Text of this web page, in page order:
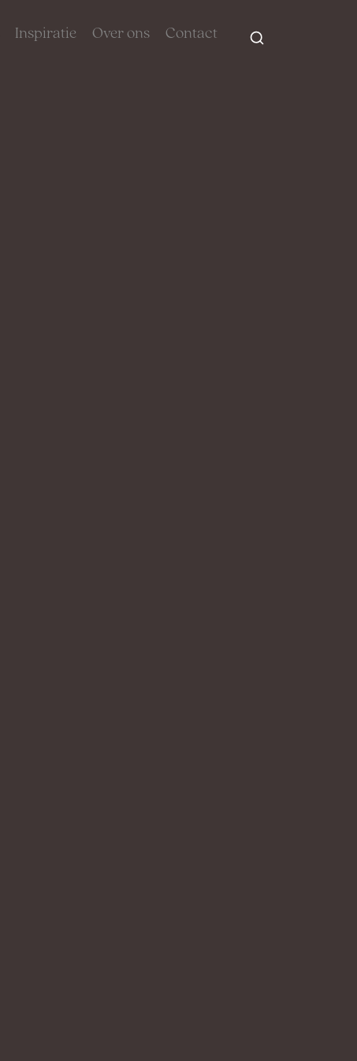
Inspiratie Over ons Contact